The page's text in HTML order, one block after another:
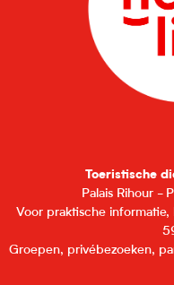
Toeristische
Palais Rihour -
Voor praktische
Groepen, privébezoeken,